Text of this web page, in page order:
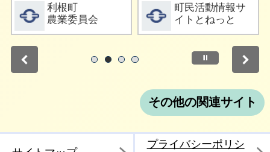
詳細をみる
利根町
農業委員会
詳細をみる
町民活動情報サ
イトとねっと
停止
その他の関連サイト
プライバシーポリシ